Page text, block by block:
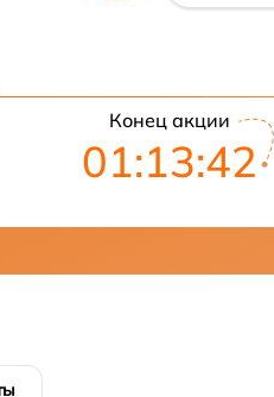
Конец акции
01:13:41